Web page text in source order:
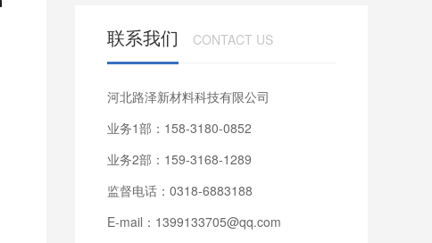
联系我们 CONTACT US
河北路泽新材料科技有限公司
业务1部：158-3180-0852
业务2部：159-3168-1289
监督电话：0318-6883188
E-mail：1399133705@qq.com